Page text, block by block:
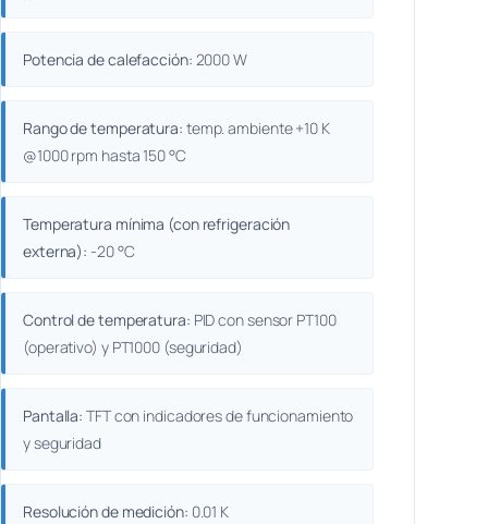
Potencia de calefacción: 2000 W
Rango de temperatura: temp. ambiente +10 K
@1000 rpm hasta 150 °C
Temperatura mínima (con refrigeración
externa): -20 °C
Control de temperatura: PID con sensor PT100
(operativo) y PT1000 (seguridad)
Pantalla: TFT con indicadores de funcionamiento
y seguridad
Resolución de medición: 0.01 K